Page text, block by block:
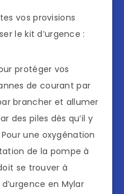
vos provisions
le kit d’urgence :
protéger vos
de courant par
brancher et allumer
des piles dès qu’il y
une oxygénation
de la pompe à
se trouver à
en Mylar